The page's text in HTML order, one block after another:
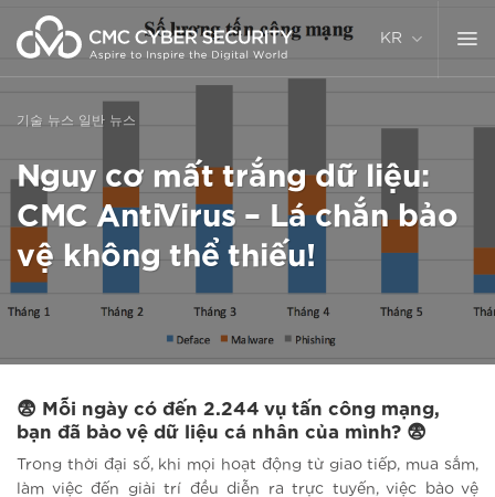
기
KR
기술 뉴스 일반 뉴스
Nguy cơ mất trắng dữ liệu:
CMC AntiVirus – Lá chắn bảo
vệ không thể thiếu!
😨 Mỗi ngày có đến 2.244 vụ tấn công mạng,
bạn đã bảo vệ dữ liệu cá nhân của mình? 😨
Trong thời đại số, khi mọi hoạt động từ giao tiếp, mua sắm,
làm việc đến giải trí đều diễn ra trực tuyến, việc bảo vệ